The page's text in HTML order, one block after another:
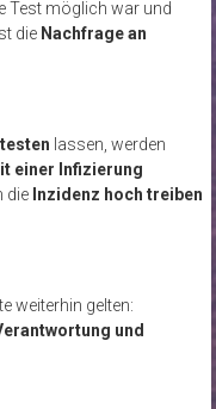
Test möglich war und
die Nachfrage an
lassen, werden
einer Infizierung
die Inzidenz hoch treiben
weiterhin gelten:
und